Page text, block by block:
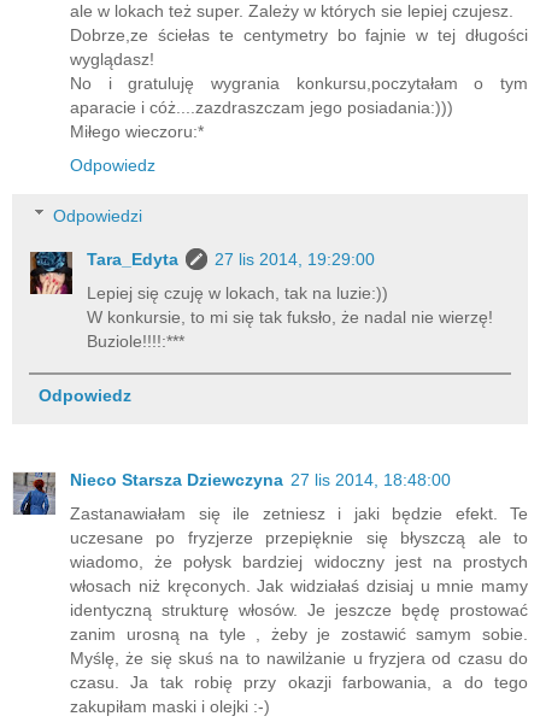
ale w lokach też super. Zależy w których sie lepiej czujesz.
Dobrze,ze ściełas te centymetry bo fajnie w tej długości
wyglądasz!
No i gratuluję wygrania konkursu,poczytałam o tym
aparacie i cóż....zazdraszczam jego posiadania:)))
Miłego wieczoru:*
Odpowiedz
Odpowiedzi
Tara_Edyta
27 lis 2014, 19:29:00
Lepiej się czuję w lokach, tak na luzie:))
W konkursie, to mi się tak fuksło, że nadal nie wierzę!
Buziole!!!!:***
Odpowiedz
Nieco Starsza Dziewczyna 27 lis 2014, 18:48:00
Zastanawiałam się ile zetniesz i jaki będzie efekt. Te
uczesane po fryzjerze przepięknie się błyszczą ale to
wiadomo, że połysk bardziej widoczny jest na prostych
włosach niż kręconych. Jak widziałaś dzisiaj u mnie mamy
identyczną strukturę włosów. Je jeszcze będę prostować
zanim urosną na tyle , żeby je zostawić samym sobie.
Myślę, że się skuś na to nawilżanie u fryzjera od czasu do
czasu. Ja tak robię przy okazji farbowania, a do tego
zakupiłam maski i olejki :-)